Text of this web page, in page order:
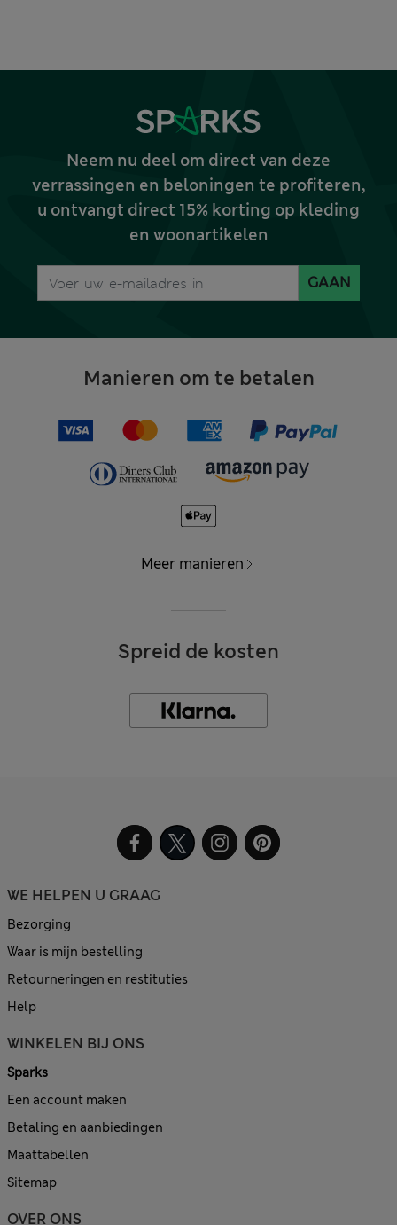
Neem nu deel om direct van deze
verrassingen en beloningen te profiteren,
u ontvangt direct 15% korting op kleding
en woonartikelen
GAAN
Manieren om te betalen
Meer manieren
Spreid de kosten
WE HELPEN U GRAAG
Bezorging
Waar is mijn bestelling
Retourneringen en restituties
Help
WINKELEN BIJ ONS
Sparks
Een account maken
Betaling en aanbiedingen
Maattabellen
Sitemap
OVER ONS